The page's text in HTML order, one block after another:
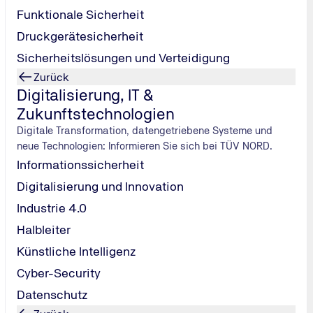
Funktionale Sicherheit
Druckgerätesicherheit
Sicherheitslösungen und Verteidigung
Zurück
Digitalisierung, IT &
Zukunftstechnologien
Digitale Transformation, datengetriebene Systeme und
neue Technologien: Informieren Sie sich bei TÜV NORD.
Informationssicherheit
Digitalisierung und Innovation
Industrie 4.0
Halbleiter
Künstliche Intelligenz
Cyber-Security
Datenschutz
Einstufungen.
Die Typklassen basieren auf den Schaden- und
Versicherung?
Unfällen von rund 33.000 Fahrzeugmodellen. Wenige
Typklasse und teureren Beiträgen.
Versicherern übernommen. Neben der Typklasse spielen
nach dem 31. Dezember 2025 zugelassen wurden, um 5
Stattdessen ist der Steuerbetrag vollständig im